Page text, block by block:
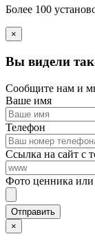
Более 100
×
Вы видели
Сообщите нам и
Ваше имя
Телефон
Ссылка на сайт с
Фото ценника или
×